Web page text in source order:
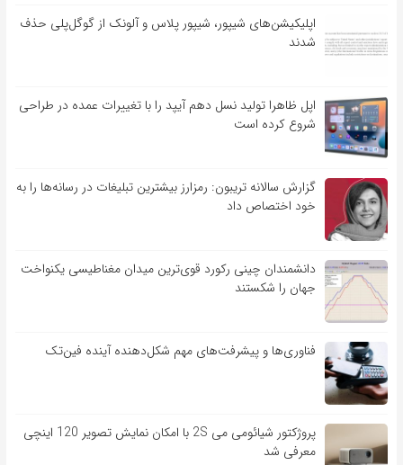
اپلیکیشن‌های شیپور، شیپور پلاس و آلونک از گوگل‌پلی حذف
شدند
اپل ظاهرا تولید نسل دهم آیپد را با تغییرات عمده در طراحی
شروع کرده است
گزارش سالانه تریبون: رمزارز بیشترین تبلیغات در رسانه‌ها را به
خود اختصاص داد
دانشمندان چینی رکورد قوی‌ترین میدان مغناطیسی یکنواخت
جهان را شکستند
فناوری‌ها و پیشرفت‌های مهم شکل‌دهنده آینده فین‌تک
پروژکتور شیائومی می 2S با امکان نمایش تصویر 120 اینچی
معرفی شد